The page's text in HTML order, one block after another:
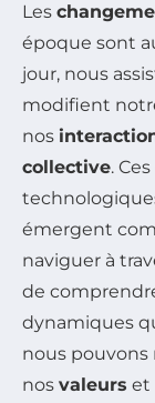
Les
époque sont
jour, nous
modifient
nos
collective.
émergent
naviguer à
de
dynamiques
nous
nos valeurs et